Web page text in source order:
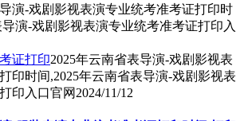
证打印2025年云南省表导演-戏剧影视表
印时间,2025年云南省表导演-戏剧影视表
印入口官网 2024/11/12